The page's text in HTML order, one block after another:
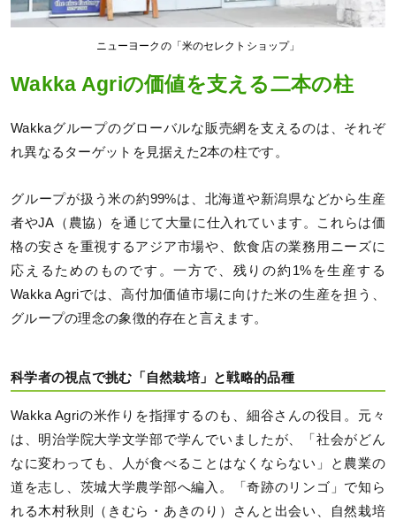
ニューヨークの「米のセレクトショップ」
Wakka Agriの価値を支える二本の柱
Wakkaグループのグローバルな販売網を支えるのは、それぞ
れ異なるターゲットを見据えた2本の柱です。
グループが扱う米の約99%は、北海道や新潟県などから生産
者やJA（農協）を通じて大量に仕入れています。これらは価
格の安さを重視するアジア市場や、飲食店の業務用ニーズに
応えるためのものです。一方で、残りの約1%を生産する
Wakka Agriでは、高付加価値市場に向けた米の生産を担う、
グループの理念の象徴的存在と言えます。
科学者の視点で挑む「自然栽培」と戦略的品種
Wakka Agriの米作りを指揮するのも、細谷さんの役目。元々
は、明治学院大学文学部で学んでいましたが、「社会がどん
なに変わっても、人が食べることはなくならない」と農業の
道を志し、茨城大学農学部へ編入。「奇跡のリンゴ」で知ら
れる木村秋則（きむら・あきのり）さんと出会い、自然栽培